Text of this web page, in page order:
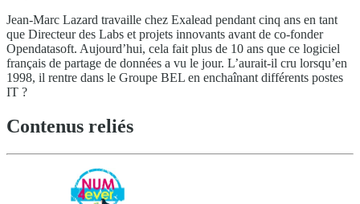
Jean-Marc Lazard travaille chez Exalead pendant cinq ans en tant
que Directeur des Labs et projets innovants avant de co-fonder
Opendatasoft. Aujourd’hui, cela fait plus de 10 ans que ce logiciel
français de partage de données a vu le jour. L’aurait-il cru lorsqu’en
1998, il rentre dans le Groupe BEL en enchaînant différents postes
IT ?
Contenus reliés